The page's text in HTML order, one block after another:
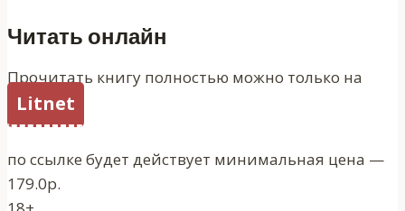
Читать онлайн
Прочитать книгу полностью можно только на
Litnet
по ссылке будет действует минимальная цена —
179.0р.